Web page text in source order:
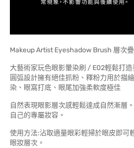
Makeup Artist Eyeshadow Brush 層次
大藝術家玩色眼影暈染刷 / E02輕鬆打
圓弧設計擁有絕佳抓粉、釋粉力用於描
染、眼窩打底、眼尾加強柔軟度極佳
自然表現眼影層次感輕鬆達成自然漸層
自己的專屬妝容。
使用方法:沾取適量眼彩輕掃於眼皮即可
眼妝層次。